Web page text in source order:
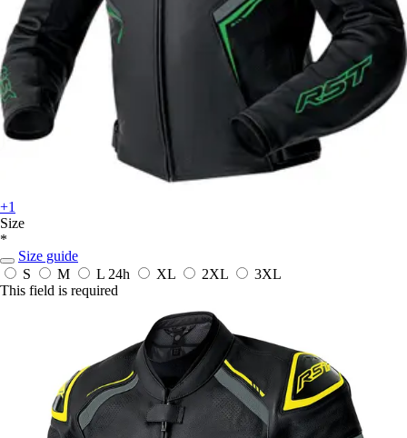
+1
Size
*
Size guide
S
M L 24h XL 2XL
3XL
This field is required